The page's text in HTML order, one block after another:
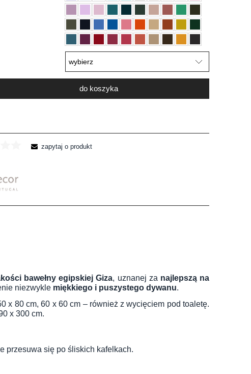
do koszyka
zapytaj o produkt
bawełny egipskiej Giza, uznanej za najlepszą na
niezwykle miękkiego i puszystego dywanu.
x 80 cm, 60 x 60 cm – również z wycięciem pod toaletę.
x 300 cm.
przesuwa się po śliskich kafelkach.